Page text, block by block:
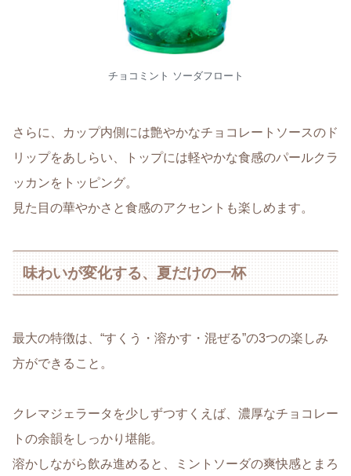
チョコミント ソーダフロート
さらに、カップ内側には艶やかなチョコレートソースのド
リップをあしらい、トップには軽やかな食感のパールクラ
ッカンをトッピング。
見た目の華やかさと食感のアクセントも楽しめます。
味わいが変化する、夏だけの一杯
最大の特徴は、“すくう・溶かす・混ぜる”の3つの楽しみ
方ができること。
クレマジェラータを少しずつすくえば、濃厚なチョコレー
トの余韻をしっかり堪能。
溶かしながら飲み進めると、ミントソーダの爽快感とまろ